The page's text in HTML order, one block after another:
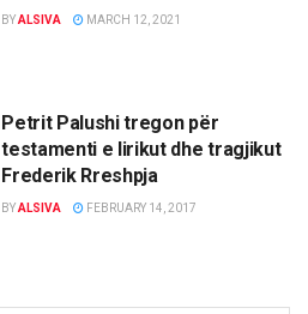
BYALSIVA MARCH 12, 2021
Petrit Palushi tregon për
testamenti e lirikut dhe tragjikut
Frederik Rreshpja
BYALSIVA FEBRUARY 14, 2017